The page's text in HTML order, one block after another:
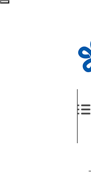
ペ
メ